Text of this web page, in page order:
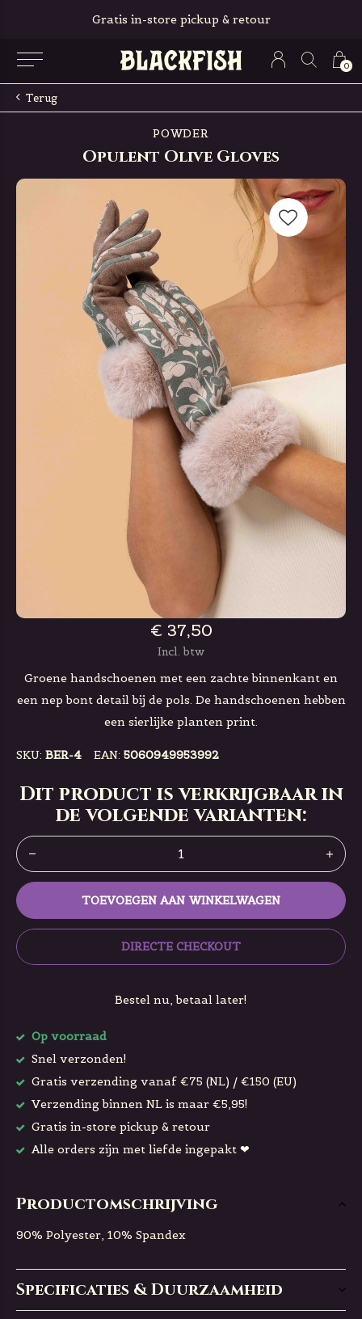
0
Gratis in-store pickup & retour
Terug
POWDER
Opulent Olive Gloves
€ 37,50
Incl. btw
Groene handschoenen met een zachte binnenkant en
een nep bont detail bij de pols. De handschoenen hebben
een sierlijke planten print.
SKU: BER-4 EAN: 5060949953992
Dit product is verkrijgbaar in
de volgende varianten:
TOEVOEGEN AAN WINKELWAGEN
DIRECTE CHECKOUT
Bestel nu, betaal later!
Op voorraad
Snel verzonden!
Gratis verzending vanaf €75 (NL) / €150 (EU)
Verzending binnen NL is maar €5,95!
Gratis in-store pickup & retour
Alle orders zijn met liefde ingepakt ❤
Productomschrijving
90% Polyester, 10% Spandex
Specificaties & Duurzaamheid